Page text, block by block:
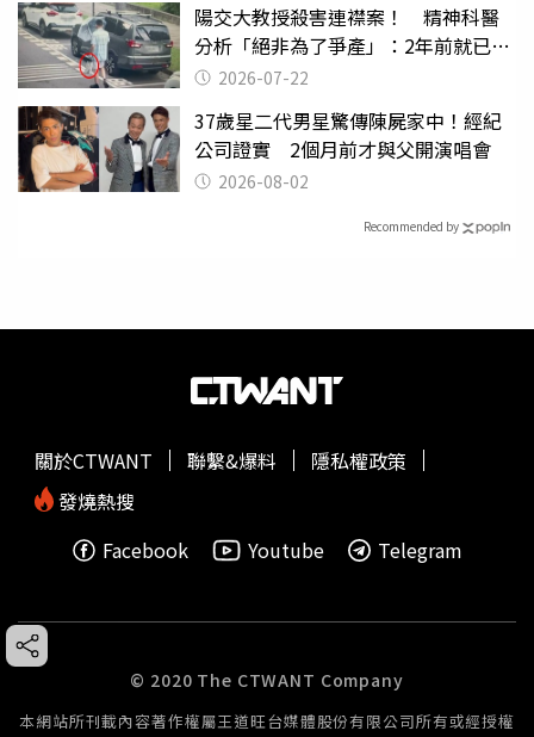
陽交大教授殺害連襟案！ 精神科醫
分析「絕非為了爭產」：2年前就已言
行詭異
2026-07-22
37歲星二代男星驚傳陳屍家中！經紀
公司證實 2個月前才與父開演唱會
2026-08-02
Recommended by
關於CTWANT 聯繫&爆料
隱私權政策
發燒熱搜
Facebook
Youtube Telegram
© 2020 The CTWANT Company
本網站所刊載內容著作權屬王道旺台媒體股份有限公司所有或經授權